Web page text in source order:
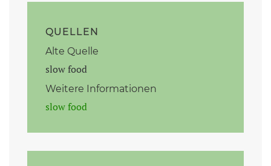
QUELLEN
Alte Quelle
slow food
Weitere Informationen
slow food